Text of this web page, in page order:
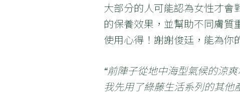
大部分的人可能認為女性才會
的保養效果，並幫助不同膚
使用心得！謝謝俊廷，能為你
“前陣子從地中海型氣候的涼
我先用了綠藤生活系列的其